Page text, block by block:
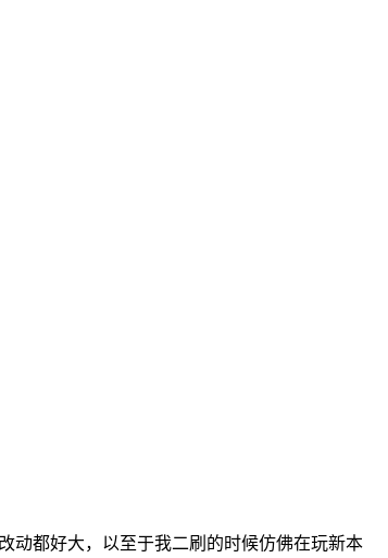
动都好大，以至于我二刷的时候仿佛在玩新本